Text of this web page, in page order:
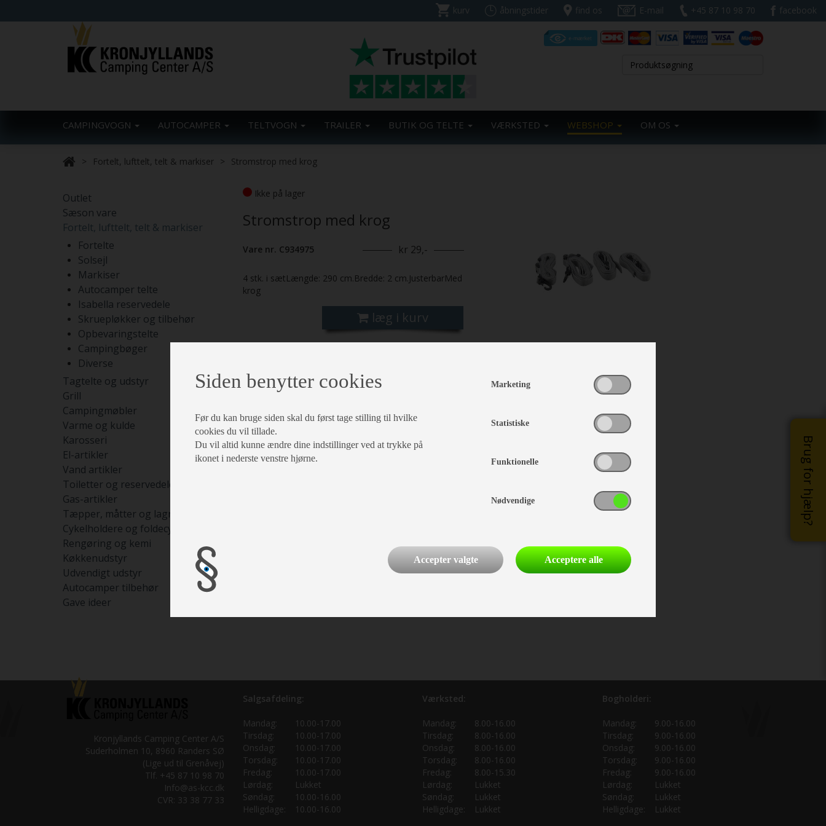
kurv åbningstider find os E-mail +45 87 10 98 70 facebook
CAMPINGVOGN AUTOCAMPER TELTVOGN TRAILER BUTIK OG TELTE VÆRKSTED WEBSHOP OM OS
Brug for hjælp?
Fortelt, lufttelt, telt & markiser Stromstrop med krog
Outlet
Sæson vare
Fortelt, lufttelt, telt & markiser
Fortelte
Solsejl
Markiser
Autocamper telte
Isabella reservedele
Skruepløkker og tilbehør
Opbevaringstelte
Campingbøger
Diverse
Tagtelte og udstyr
Grill
Campingmøbler
Varme og kulde
Karosseri
El-artikler
Vand artikler
Toiletter og reservedele
Gas-artikler
Tæpper, måtter og lagner
Cykelholdere og foldecykler
Rengøring og kemi
Køkkenudstyr
Udvendigt udstyr
Autocamper tilbehør
Gave ideer
Ikke på lager
Stromstrop med krog
Vare nr. C934975 kr 29,-
4 stk. i sætLængde: 290 cm.Bredde: 2 cm.JusterbarMed
krog
læg i kurv
Kronjyllands Camping Center A/S
Suderholmen 10, 8960 Randers SØ
(Lige ud til Grenåvej)
Tlf. +45 87 10 98 70
Info@as-kcc.dk
CVR: 33 38 77 33
Salgsafdeling:
Mandag:
10.00-17.00
Tirsdag:
10.00-17.00
Onsdag:
10.00-17.00
Torsdag:
10.00-17.00
Fredag:
10.00-17.00
Lørdag:
Lukket
Søndag:
10.00-16.00
Helligdage:
10.00-16.00
Værksted:
Mandag:
8.00-16.00
Tirsdag:
8.00-16.00
Onsdag:
8.00-16.00
Torsdag:
8.00-16.00
Fredag:
8.00-15.30
Lørdag:
Lukket
Søndag:
Lukket
Helligdage:
Lukket
Bogholderi:
Mandag:
9.00-16.00
Tirsdag:
9.00-16.00
Onsdag:
9.00-16.00
Torsdag:
9.00-16.00
Fredag:
9.00-16.00
Lørdag:
Lukket
Søndag:
Lukket
Helligdage:
Lukket
Siden benytter cookies
Før du kan bruge siden skal du først tage stilling til hvilke
cookies du vil tillade.
Du vil altid kunne ændre dine indstillinger ved at trykke på
ikonet i nederste venstre hjørne.
Marketing
Statistiske
Funktionelle
Nødvendige
Accepter valgte Acceptere alle